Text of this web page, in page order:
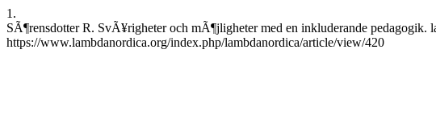
1.
SÃ¶rensdotter R. SvÃ¥righeter och mÃ¶jligheter med en inkluderande
https://www.lambdanordica.org/index.php/lambdanordica/article/view/420